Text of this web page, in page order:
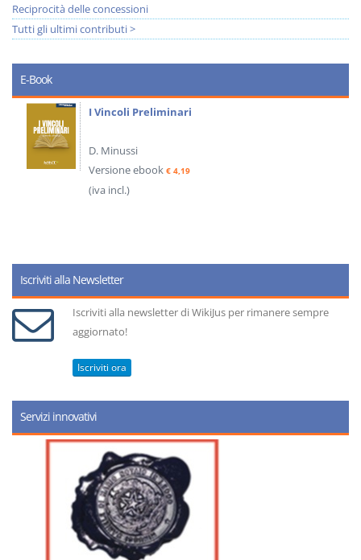
Reciprocità delle concessioni
Tutti gli ultimi contributi >
E-Book
I Vincoli Preliminari
D. Minussi
Versione ebook € 4,19
(iva incl.)
Iscriviti alla Newsletter
Iscriviti alla newsletter di WikiJus per rimanere sempre
aggiornato!
Iscriviti ora
Servizi innovativi